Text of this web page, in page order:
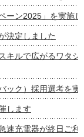
ーン2025」を実施
決定しました
キルで広がるワタ
ック）採用選考を実
します
速充電器が終日ご利